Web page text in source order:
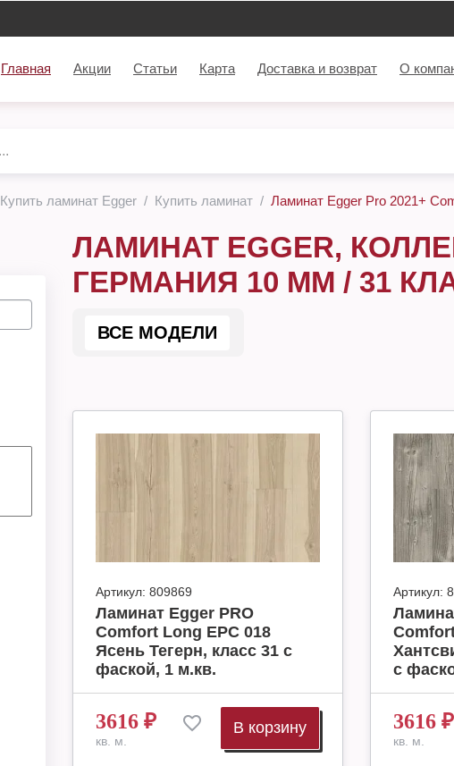
Главная Акции Статьи Карта Доставка и возврат О
Купить ламинат Egger Купить ламинат Ламинат Egger Pro 2021+
ЛАМИНАТ EGGER,
ГЕРМАНИЯ 10 ММ / 31
ВСЕ МОДЕЛИ
Артикул: 809869
Ламинат Egger PRO
Comfort Long EPC 018
Ясень Тегерн, класс 31 с
фаской, 1 м.кв.
3616 ₽
кв. м.
В корзину
Артикул:
с
3616₽
кв. м.